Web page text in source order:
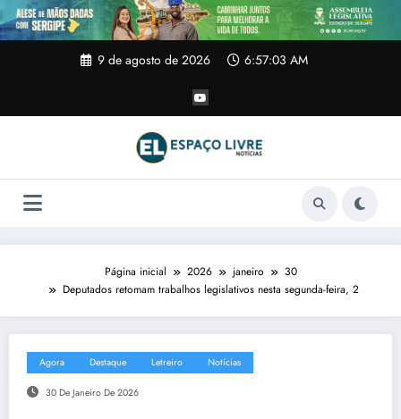
Pular
para
o
9 de agosto de 2026 6:57:04 AM
Página inicial 2026 janeiro
30
Deputados retomam trabalhos legislativos nesta segunda-feira, 2
Agora Destaque Letreiro Notícias
30 De Janeiro De 2026